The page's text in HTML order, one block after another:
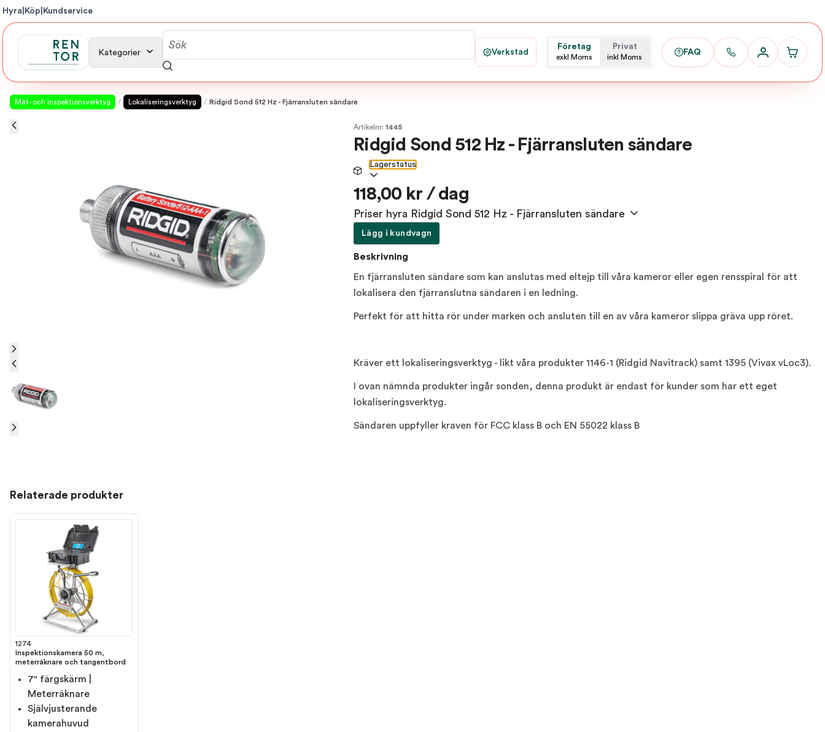
Hyra Köp Kundservice
Kategorier Verkstad
Företag
exkl Moms
Privat
inkl Moms
FAQ
Mät- och inspektionsverktyg / Lokaliseringsverktyg / Ridgid Sond 512 Hz - Fjärransluten sändare
Artikelnr: 1445
Ridgid Sond 512 Hz - Fjärransluten sändare
Lagerstatus
118,00 kr / dag
Priser hyra Ridgid Sond 512 Hz - Fjärransluten sändare
Lägg i kundvagn
Beskrivning
En fjärransluten sändare som kan anslutas med eltejp till våra kameror eller egen rensspiral för att
lokalisera den fjärranslutna sändaren i en ledning.
Perfekt för att hitta rör under marken och ansluten till en av våra kameror slippa gräva upp röret.
Kräver ett lokaliseringsverktyg - likt våra produkter 1146-1 (Ridgid Navitrack) samt 1395 (Vivax vLoc3).
I ovan nämnda produkter ingår sonden, denna produkt är endast för kunder som har ett eget
lokaliseringsverktyg.
Sändaren uppfyller kraven för FCC klass B och EN 55022 klass B
Relaterade produkter
1274
Inspektionskamera 50 m,
meterräknare och tangentbord
7" färgskärm |
Meterräknare
Självjusterande
kamerahuvud